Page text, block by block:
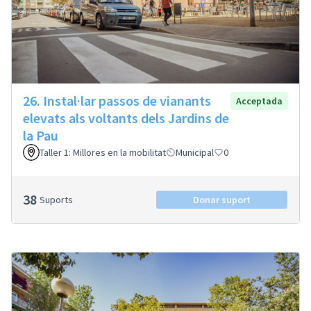
26. Instal·lar passos de vianants
elevats als voltants dels Jardins de
la Pau
Acceptada
Taller 1: Millores en la mobilitat Municipal 0
38 Suports Donar suport